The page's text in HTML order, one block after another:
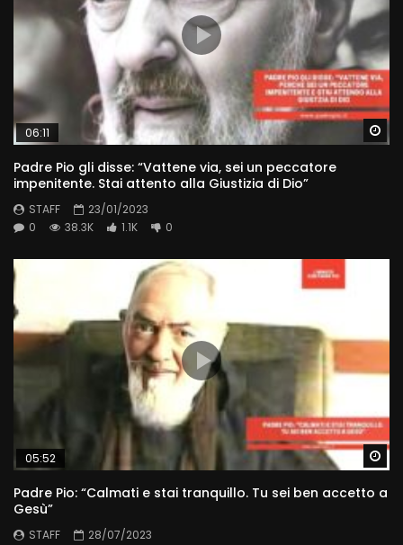
06:11
Padre Pio gli disse: “Vattene via, sei un peccatore
impenitente. Stai attento alla Giustizia di Dio”
STAFF
23/01/2023
0
38.3K 1.1K 0
05:52
Padre Pio: “Calmati e stai tranquillo. Tu sei ben accetto a
Gesù”
STAFF 28/07/2023